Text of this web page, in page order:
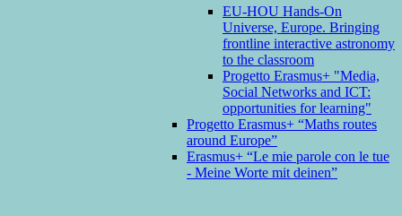
EU-HOU Hands-On
Universe, Europe. Bringing
frontline interactive astronomy
to the classroom
Progetto Erasmus+ "Media,
Social Networks and ICT:
opportunities for learning"
Progetto Erasmus+ “Maths routes
around Europe”
Erasmus+ “Le mie parole con le tue
- Meine Worte mit deinen”